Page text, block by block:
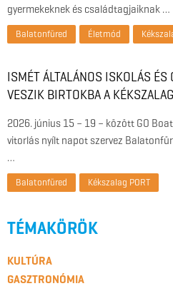
gyermekeknek és családtagjaiknak …
Balatonfüred Életmód
ISMÉT ÁLTALÁNOS ISKOLÁS
VESZIK BIRTOKBA A
2026. június 15 – 19 – között GO
vitorlás nyílt napot szervez
…
Balatonfüred Kékszalag PORT
TÉMAKÖRÖK
KULTÚRA
GASZTRONÓMIA